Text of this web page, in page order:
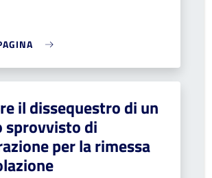
il dissequestro di un
sprovvisto di
per la rimessa